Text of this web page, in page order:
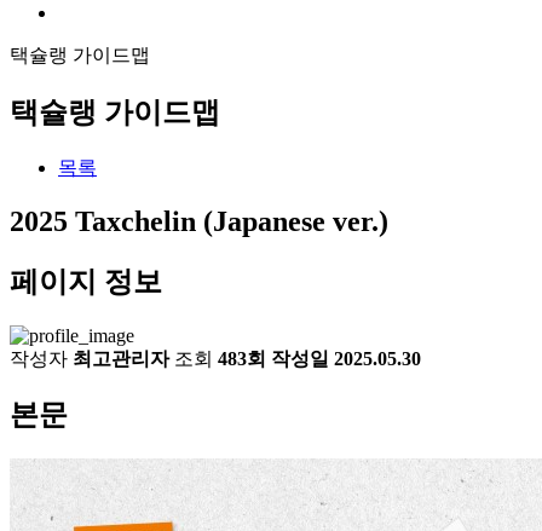
택슐랭 가이드맵
택슐랭 가이드맵
목록
2025 Taxchelin (Japanese ver.)
페이지 정보
작성자 최고관리자 조회 483회 작성일 2025.05.30
본문